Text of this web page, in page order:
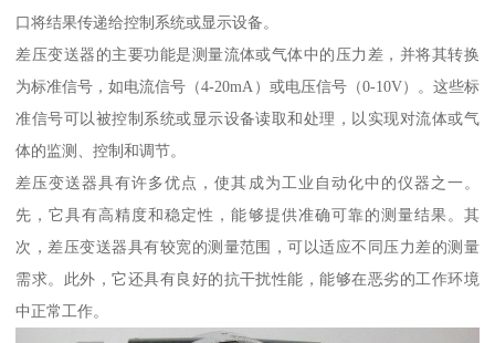
口将结果传递给控制系统或显示设备。
差压变送器的主要功能是测量流体或气体中的压力差，并将其转换
为标准信号，如电流信号（4-20mA）或电压信号（0-10V）。这些标
准信号可以被控制系统或显示设备读取和处理，以实现对流体或气
体的监测、控制和调节。
差压变送器具有许多优点，使其成为工业自动化中的仪器之一。
先，它具有高精度和稳定性，能够提供准确可靠的测量结果。其
次，差压变送器具有较宽的测量范围，可以适应不同压力差的测量
需求。此外，它还具有良好的抗干扰性能，能够在恶劣的工作环境
中正常工作。